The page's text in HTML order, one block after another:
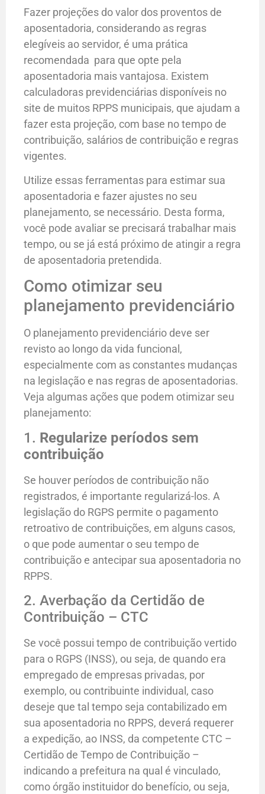
Fazer projeções do valor dos proventos de
aposentadoria, considerando as regras
elegíveis ao servidor, é uma prática
recomendada para que opte pela
aposentadoria mais vantajosa. Existem
calculadoras previdenciárias disponíveis no
site de muitos RPPS municipais, que ajudam a
fazer esta projeção, com base no tempo de
contribuição, salários de contribuição e regras
vigentes.
Utilize essas ferramentas para estimar sua
aposentadoria e fazer ajustes no seu
planejamento, se necessário. Desta forma,
você pode avaliar se precisará trabalhar mais
tempo, ou se já está próximo de atingir a regra
de aposentadoria pretendida.
Como otimizar seu
planejamento previdenciário
O planejamento previdenciário deve ser
revisto ao longo da vida funcional,
especialmente com as constantes mudanças
na legislação e nas regras de aposentadorias.
Veja algumas ações que podem otimizar seu
planejamento:
1. Regularize períodos sem
contribuição
Se houver períodos de contribuição não
registrados, é importante regularizá-los. A
legislação do RGPS permite o pagamento
retroativo de contribuições, em alguns casos,
o que pode aumentar o seu tempo de
contribuição e antecipar sua aposentadoria no
RPPS.
2. Averbação da Certidão de
Contribuição – CTC
Se você possui tempo de contribuição vertido
para o RGPS (INSS), ou seja, de quando era
empregado de empresas privadas, por
exemplo, ou contribuinte individual, caso
deseje que tal tempo seja contabilizado em
sua aposentadoria no RPPS, deverá requerer
a expedição, ao INSS, da competente CTC –
Certidão de Tempo de Contribuição –
indicando a prefeitura na qual é vinculado,
como órgão instituidor do benefício, ou seja,